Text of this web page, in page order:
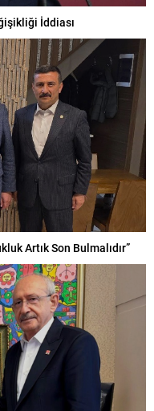
İddiası
Artık Son Bulmalıdır”